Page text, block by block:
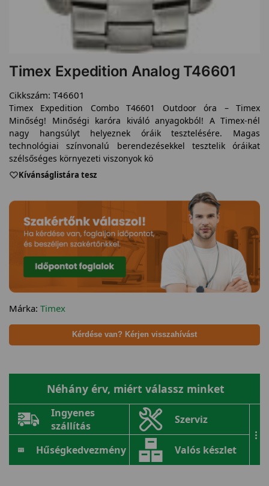
Timex Expedition Analog T46601
Cikkszám: T46601
Timex Expedition Combo T46601 Outdoor óra – Timex
Minőség! Minőségi karóra kiváló anyagokból! A Timex-nél
nagy hangsúlyt helyeznek óráik tesztelésére. Magas
technológiai színvonalú berendezésekkel tesztelik óráikat
szélsőséges környezeti viszonyok kö
Kívánságlistára tesz
Márka: Timex
Kérdése van? Kérjen visszahívást
Néhány érv, miért válassz minket
Ingyenes
szállítás
Szerviz
Hűségkedvezmény Valós készlet
...